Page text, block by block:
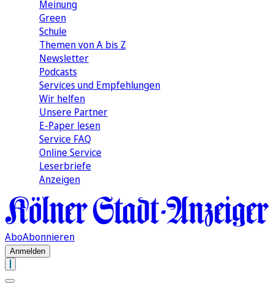
Meinung
Green
Schule
Themen von A bis Z
Newsletter
Podcasts
Services und Empfehlungen
Wir helfen
Unsere Partner
E-Paper lesen
Service FAQ
Online Service
Leserbriefe
Anzeigen
AboAbonnieren
Anmelden